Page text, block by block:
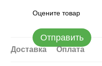
Оцените товар
Отправить
Доставка Оплата